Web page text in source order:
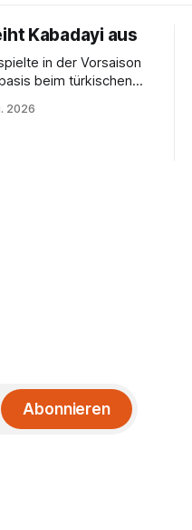
Kabadayi aus
in der Vorsaison
beim türkischen
2026
Abonnieren